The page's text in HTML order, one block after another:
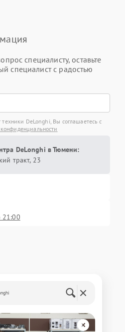
специалисту, оставьте
специалист с радостью
DeLonghi, Вы соглашаетесь с
DeLonghi в Тюмени:
тракт, 23
21:00